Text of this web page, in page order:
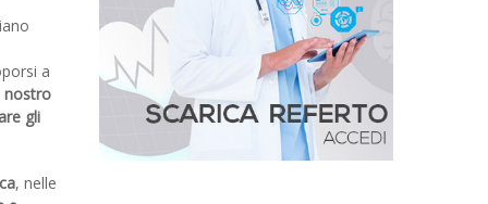
a
nostro
gli
, nelle